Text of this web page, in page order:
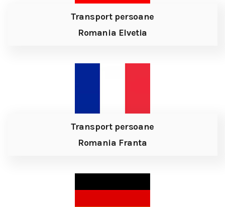
Transport persoane
Romania Elvetia
Transport persoane
Romania Franta